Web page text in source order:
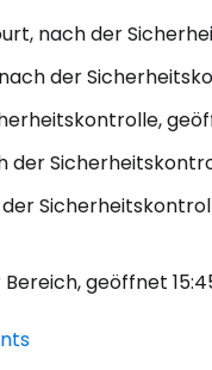
nach der
der
der
geöffnet
Weiter mit
Weiter mit E-